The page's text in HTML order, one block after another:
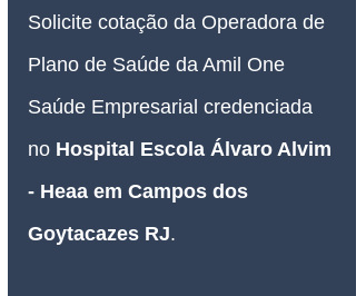
Solicite cotação da Operadora de
Plano de Saúde da Amil One
Saúde Empresarial credenciada
no Hospital Escola Álvaro Alvim
- Heaa em Campos dos
Goytacazes RJ.